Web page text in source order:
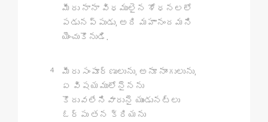
మీరు నానా విధములైన శోధనలలో
పడునప్పుడు, అది మహానందమని
యెంచుకొనుడి.
4
మీరు సంపూర్ణులును, అనూ నాంగులును,
ఏ విషయములోనైనను
కొదువలేనివారునై యుండునట్లు
ఓర్పు తన క్రియను